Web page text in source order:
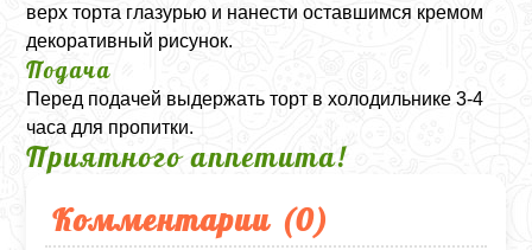
верх торта глазурью и нанести оставшимся кремом
декоративный рисунок.
Подача
Перед подачей выдержать торт в холодильнике 3-4
часа для пропитки.
Приятного аппетита!
Комментарии (0)